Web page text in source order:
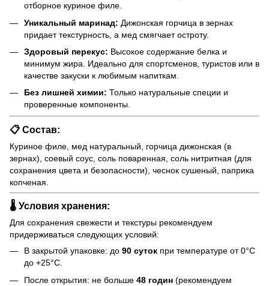
отборное куриное филе.
Уникальный маринад: Дижонская горчица в зернах
придает текстурность, а мед смягчает остроту.
Здоровый перекус: Высокое содержание белка и
минимум жира. Идеально для спортсменов, туристов или в
качестве закуски к любимым напиткам.
Без лишней химии: Только натуральные специи и
проверенные компоненты.
📋 Состав:
Куриное филе, мед натуральный, горчица дижонская (в
зернах), соевый соус, соль поваренная, соль нитритная (для
сохранения цвета и безопасности), чеснок сушеный, паприка
копченая.
🌡️ Условия хранения:
Для сохранения свежести и текстуры рекомендуем
придерживаться следующих условий:
В закрытой упаковке: до 90 суток при температуре от 0°C
до +25°C.
После открытия: не больше 48 годин (рекомендуем